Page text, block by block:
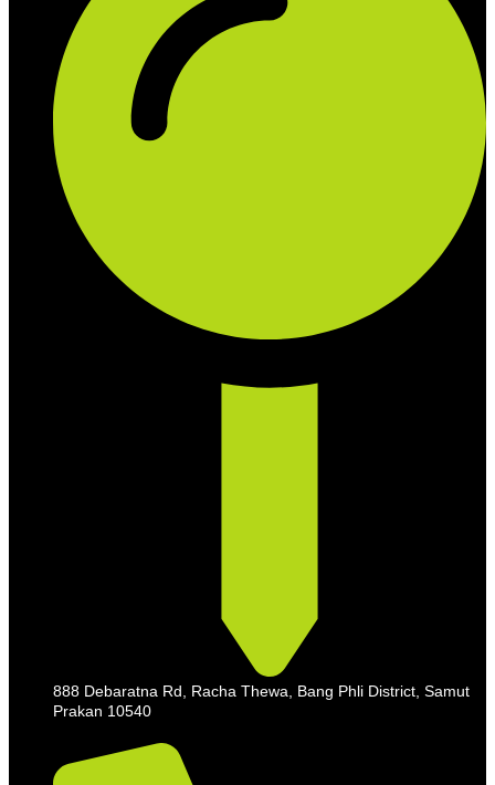
888 Debaratna Rd, Racha Thewa, Bang Phli District, Samut
Prakan 10540